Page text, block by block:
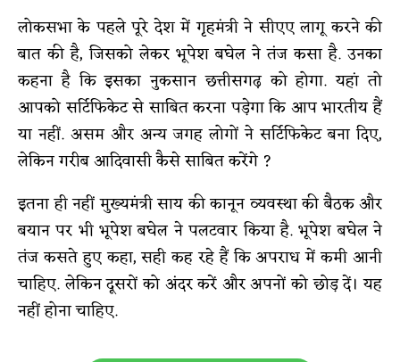
लोकसभा के पहले पूरे देश में गृहमंत्री ने सीएए लागू करने की
बात की है, जिसको लेकर भूपेश बघेल ने तंज कसा है. उनका
कहना है कि इसका नुकसान छत्तीसगढ़ को होगा. यहां तो
आपको सर्टिफिकेट से साबित करना पड़ेगा कि आप भारतीय हैं
या नहीं. असम और अन्य जगह लोगों ने सर्टिफिकेट बना दिए,
लेकिन गरीब आदिवासी कैसे साबित करेंगे ?
इतना ही नहीं मुख्यमंत्री साय की कानून व्यवस्था की बैठक और
बयान पर भी भूपेश बघेल ने पलटवार किया है. भूपेश बघेल ने
तंज कसते हुए कहा, सही कह रहे हैं कि अपराध में कमी आनी
चाहिए. लेकिन दूसरों को अंदर करें और अपनों को छोड़ दें। यह
नहीं होना चाहिए.